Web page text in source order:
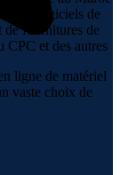
CPC et des autres
de logiciels de
de fournitures de
ligne de matériel
vaste choix de